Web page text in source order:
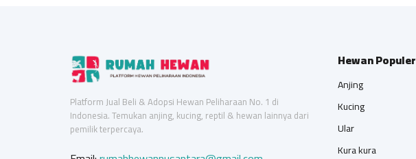
Platform Jual Beli & Adopsi Hewan Peliharaan No. 1 di
Indonesia. Temukan anjing, kucing, reptil & hewan lainnya dari
pemilik terpercaya.
Hewan Populer
Anjing
Kucing
Ular
Kura kura